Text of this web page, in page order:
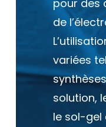
pour des
de
variées
solution,
le sol-gel